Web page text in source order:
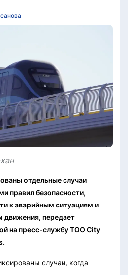
Служу стране
отдельные случаи
правил безопасности,
к аварийным ситуациям и
передает
на пресс-службу ТОО City
случаи, когда